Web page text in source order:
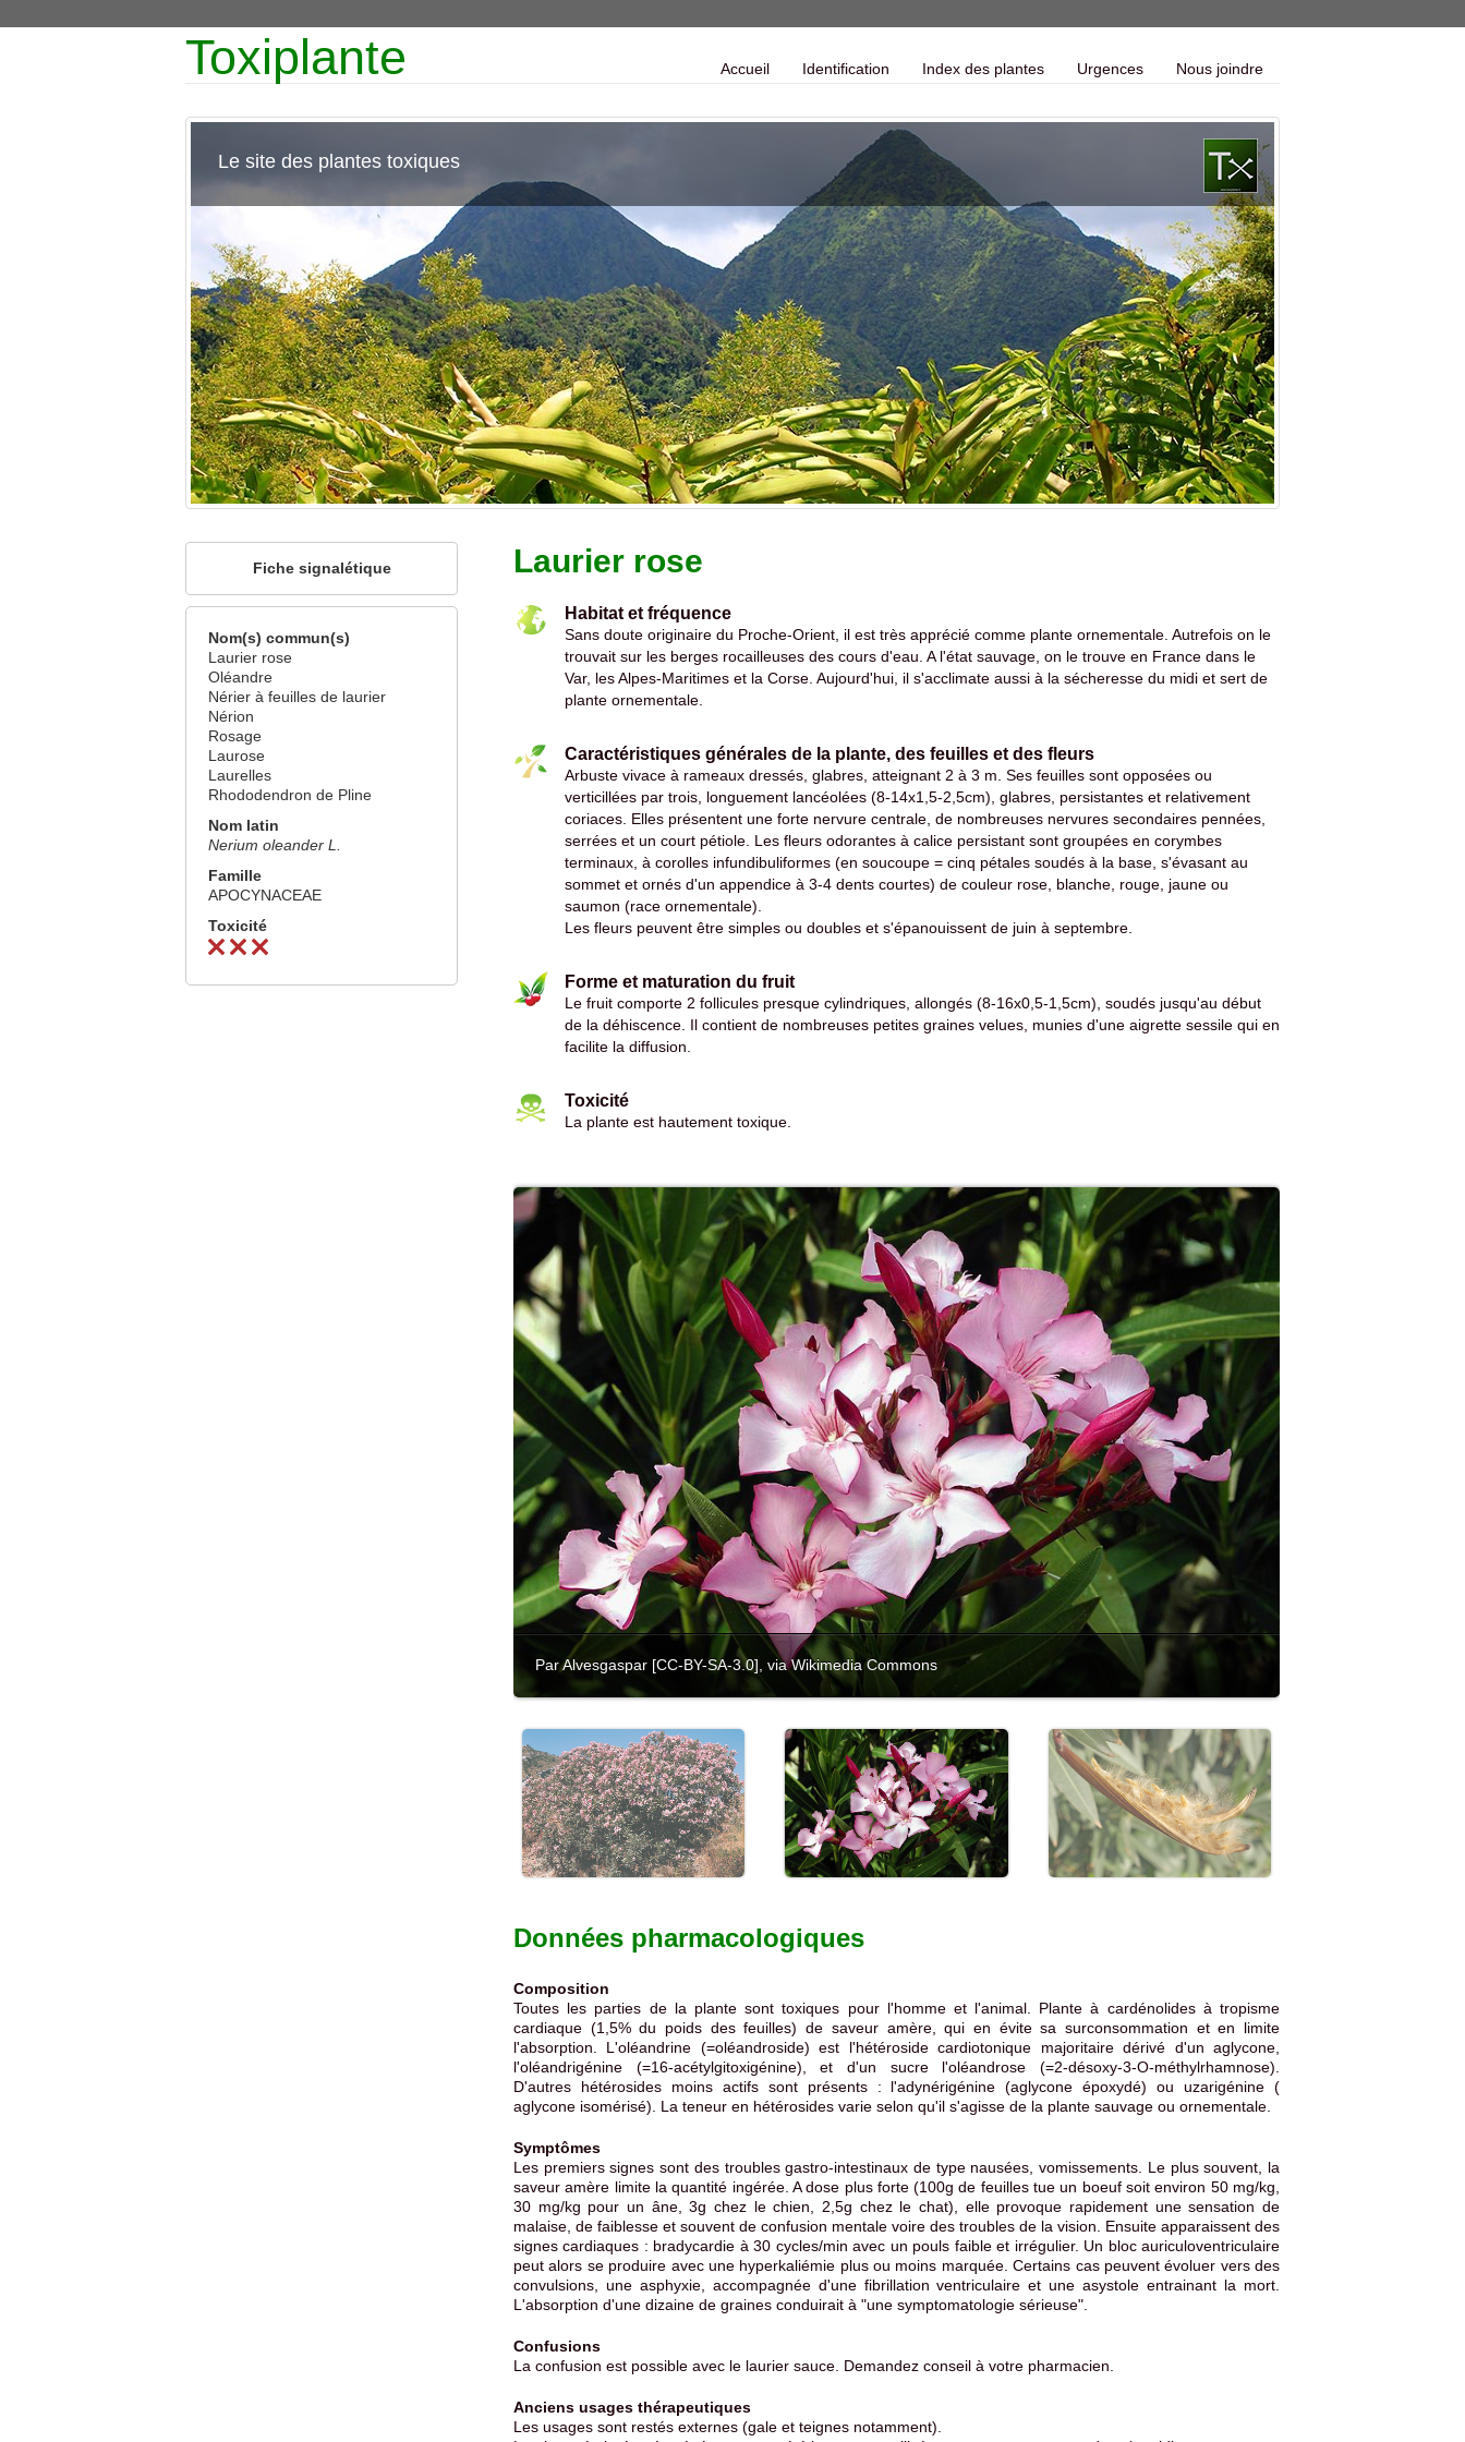
Toxiplante Accueil Identification Index des plantes Urgences Nous joindre
Le site des plantes toxiques
Fiche signalétique
Nom(s) commun(s)
Laurier rose
Oléandre
Nérier à feuilles de laurier
Nérion
Rosage
Laurose
Laurelles
Rhododendron de Pline
Nom latin
Nerium oleander L.
Famille
APOCYNACEAE
Toxicité
Laurier rose
Habitat et fréquence
Sans doute originaire du Proche-Orient, il est très apprécié comme plante ornementale. Autrefois on le
trouvait sur les berges rocailleuses des cours d'eau. A l'état sauvage, on le trouve en France dans le
Var, les Alpes-Maritimes et la Corse. Aujourd'hui, il s'acclimate aussi à la sécheresse du midi et sert de
plante ornementale.
Caractéristiques générales de la plante, des feuilles et des fleurs
Arbuste vivace à rameaux dressés, glabres, atteignant 2 à 3 m. Ses feuilles sont opposées ou
verticillées par trois, longuement lancéolées (8-14x1,5-2,5cm), glabres, persistantes et relativement
coriaces. Elles présentent une forte nervure centrale, de nombreuses nervures secondaires pennées,
serrées et un court pétiole. Les fleurs odorantes à calice persistant sont groupées en corymbes
terminaux, à corolles infundibuliformes (en soucoupe = cinq pétales soudés à la base, s'évasant au
sommet et ornés d'un appendice à 3-4 dents courtes) de couleur rose, blanche, rouge, jaune ou
saumon (race ornementale).
Les fleurs peuvent être simples ou doubles et s'épanouissent de juin à septembre.
Forme et maturation du fruit
Le fruit comporte 2 follicules presque cylindriques, allongés (8-16x0,5-1,5cm), soudés jusqu'au début
de la déhiscence. Il contient de nombreuses petites graines velues, munies d'une aigrette sessile qui en
facilite la diffusion.
Toxicité
La plante est hautement toxique.
Par Alvesgaspar [CC-BY-SA-3.0], via Wikimedia Commons
Données pharmacologiques
Composition
Toutes les parties de la plante sont toxiques pour l'homme et l'animal. Plante à cardénolides à tropisme
cardiaque (1,5% du poids des feuilles) de saveur amère, qui en évite sa surconsommation et en limite
l'absorption. L'oléandrine (=oléandroside) est l'hétéroside cardiotonique majoritaire dérivé d'un aglycone,
l'oléandrigénine (=16-acétylgitoxigénine), et d'un sucre l'oléandrose (=2-désoxy-3-O-méthylrhamnose).
D'autres hétérosides moins actifs sont présents : l'adynérigénine (aglycone époxydé) ou uzarigénine (
aglycone isomérisé). La teneur en hétérosides varie selon qu'il s'agisse de la plante sauvage ou ornementale.
Symptômes
Les premiers signes sont des troubles gastro-intestinaux de type nausées, vomissements. Le plus souvent, la
saveur amère limite la quantité ingérée. A dose plus forte (100g de feuilles tue un boeuf soit environ 50 mg/kg,
30 mg/kg pour un âne, 3g chez le chien, 2,5g chez le chat), elle provoque rapidement une sensation de
malaise, de faiblesse et souvent de confusion mentale voire des troubles de la vision. Ensuite apparaissent des
signes cardiaques : bradycardie à 30 cycles/min avec un pouls faible et irrégulier. Un bloc auriculoventriculaire
peut alors se produire avec une hyperkaliémie plus ou moins marquée. Certains cas peuvent évoluer vers des
convulsions, une asphyxie, accompagnée d'une fibrillation ventriculaire et une asystole entrainant la mort.
L'absorption d'une dizaine de graines conduirait à "une symptomatologie sérieuse".
Confusions
La confusion est possible avec le laurier sauce. Demandez conseil à votre pharmacien.
Anciens usages thérapeutiques
Les usages sont restés externes (gale et teignes notamment).